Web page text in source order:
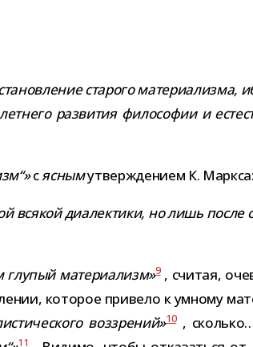
ста­рого мате­ри­а­лизма,
раз­ви­тия фило­со­фии и
сяснымутвер­жде­нием К. Маркса:
вся­кой диа­лек­тики, но лишь
мате­ри­а­лизм»9, счи­тая,
кото­рое при­вело к умному
воз­зре­ний»10,
11